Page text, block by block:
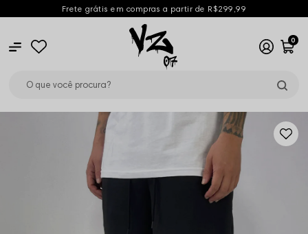
Frete grátis em compras a partir de R$299,99
0